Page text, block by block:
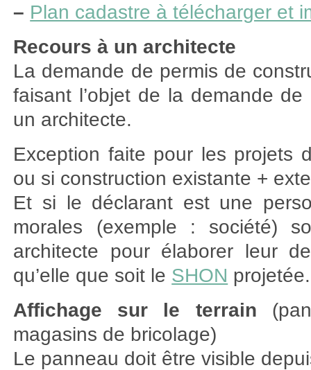
– Plan cadastre à télécharger et
Recours à un architecte
La demande de permis de
faisant l’objet de la demande
un architecte.
Exception faite pour les projets
ou si construction existante +
Et si le déclarant est une
morales (exemple : société)
architecte pour élaborer leur
qu’elle que soit le SHON projetée.
Affichage sur le terrain
magasins de bricolage)
Le panneau doit être visible